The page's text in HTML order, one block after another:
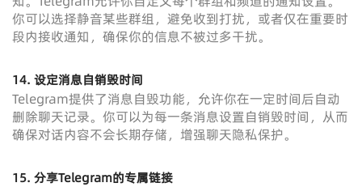
你可以选择静音某些群组，避免收到打扰，或者仅在重要时
段内接收通知，确保你的信息不被过多干扰。
14. 设定消息自销毁时间
Telegram提供了消息自毁功能，允许你在一定时间后自动
删除聊天记录。你可以为每一条消息设置自销毁时间，从而
确保对话内容不会长期存储，增强聊天隐私保护。
15. 分享Telegram的专属链接